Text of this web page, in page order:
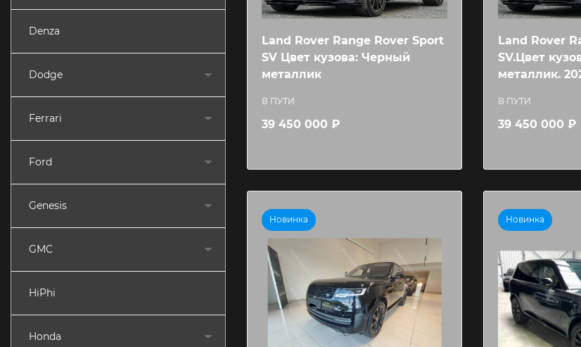
Denza
Dodge
Ferrari
Ford
Genesis
GMC
HiPhi
Honda
Land Rover Range Rover Sport
SV Цвет кузова: Черный
металлик
В ПУТИ
39 450 000 ₽
Land Rover
SV.Цвет
металлик.
В ПУТИ
39 450 000 ₽
Новинка Новинка